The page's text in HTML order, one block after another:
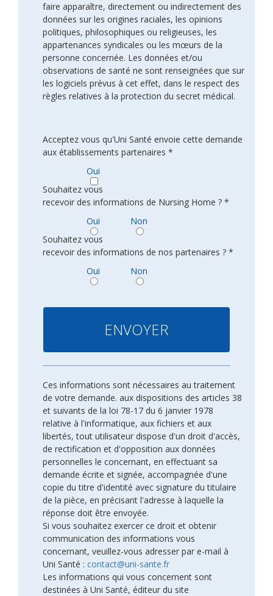
faire apparaître, directement ou indirectement des
données sur les origines raciales, les opinions
politiques, philosophiques ou religieuses, les
appartenances syndicales ou les mœurs de la
personne concernée. Les données et/ou
observations de santé ne sont renseignées que sur
les logiciels prévus à cet effet, dans le respect des
règles relatives à la protection du secret médical.
Acceptez vous qu'Uni Santé envoie cette demande
aux établissements partenaires *
Oui
Souhaitez vous
recevoir des informations de Nursing Home ? *
Oui
Non
Souhaitez vous
recevoir des informations de nos partenaires ? *
Oui
Non
Ces informations sont nécessaires au traitement
de votre demande. aux dispositions des articles 38
et suivants de la loi 78-17 du 6 janvier 1978
relative à l'informatique, aux fichiers et aux
libertés, tout utilisateur dispose d'un droit d'accès,
de rectification et d'opposition aux données
personnelles le concernant, en effectuant sa
demande écrite et signée, accompagnée d'une
copie du titre d'identité avec signature du titulaire
de la pièce, en précisant l'adresse à laquelle la
réponse doit être envoyée.
Si vous souhaitez exercer ce droit et obtenir
communication des informations vous
concernant, veuillez-vous adresser par e-mail à
Uni Santé : contact@uni-sante.fr
Les informations qui vous concernent sont
destinées à Uni Santé, éditeur du site